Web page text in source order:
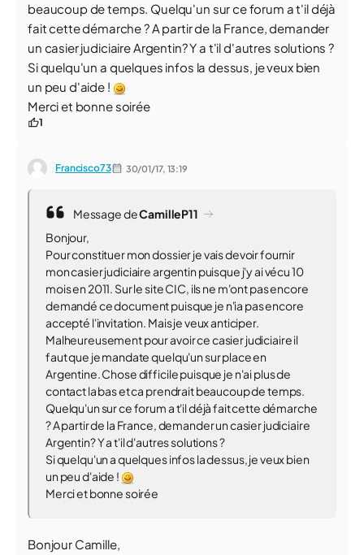
beaucoup de temps. Quelqu'un sur ce forum a t'il déjà
fait cette démarche ? A partir de la France, demander
un casier judiciaire Argentin? Y a t'il d'autres solutions ?
Si quelqu'un a quelques infos la dessus, je veux bien
un peu d'aide !
Merci et bonne soirée
1
Francisco73 30/01/17, 13:19
Message deCamilleP11
Bonjour,
Pour constituer mon dossier je vais devoir fournir
mon casier judiciaire argentin puisque j'y ai vécu 10
mois en 2011. Sur le site CIC, ils ne m'ont pas encore
demandé ce document puisque je n'ia pas encore
accepté l'invitation. Mais je veux anticiper.
Malheureusement pour avoir ce casier judiciaire il
faut que je mandate quelqu'un sur place en
Argentine. Chose difficile puisque je n'ai plus de
contact la bas et ca prendrait beaucoup de temps.
Quelqu'un sur ce forum a t'il déjà fait cette démarche
? A partir de la France, demander un casier judiciaire
Argentin? Y a t'il d'autres solutions ?
Si quelqu'un a quelques infos la dessus, je veux bien
un peu d'aide !
Merci et bonne soirée
Bonjour Camille,